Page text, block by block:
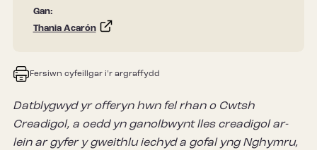
Gan:
Thania Acarón
Fersiwn cyfeillgar i’r argraffydd
Datblygwyd yr offeryn hwn fel rhan o Cwtsh
Creadigol, a oedd yn ganolbwynt lles creadigol ar-
lein ar gyfer y gweithlu iechyd a gofal yng Nghymru,